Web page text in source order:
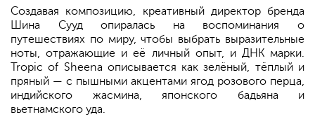
Создавая композицию, креативный директор бренда
Шина Сууд опиралась на воспоминания о
путешествиях по миру, чтобы выбрать выразительные
ноты, отражающие и её личный опыт, и ДНК марки.
Tropic of Sheena описывается как зелёный, тёплый и
пряный — с пышными акцентами ягод розового перца,
индийского жасмина, японского бадьяна и
вьетнамского уда.